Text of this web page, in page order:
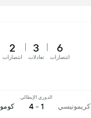
6
انتصارات
3
تعادلات
2
انتصارات
كريمونيسي
الدوري الإيطالي
1 - 4 كومو